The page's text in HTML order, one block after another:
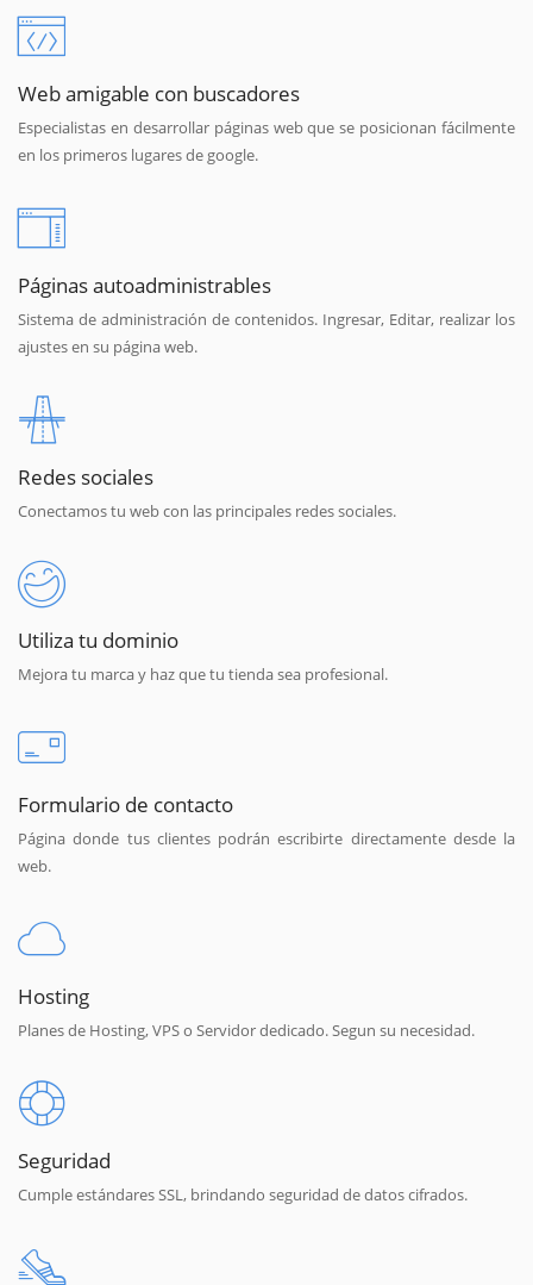
Web amigable con buscadores
Especialistas en desarrollar páginas web que se posicionan fácilmente
en los primeros lugares de google.
Páginas autoadministrables
Sistema de administración de contenidos. Ingresar, Editar, realizar los
ajustes en su página web.
Redes sociales
Conectamos tu web con las principales redes sociales.
Utiliza tu dominio
Mejora tu marca y haz que tu tienda sea profesional.
Formulario de contacto
Página donde tus clientes podrán escribirte directamente desde la
web.
Hosting
Planes de Hosting, VPS o Servidor dedicado. Segun su necesidad.
Seguridad
Cumple estándares SSL, brindando seguridad de datos cifrados.